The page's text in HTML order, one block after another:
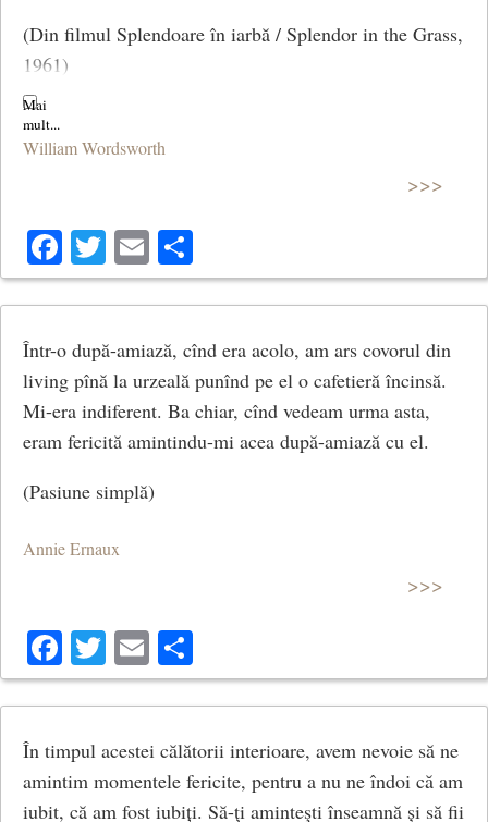
(Din filmul Splendoare în iarbă / Splendor in the Grass,
1961)
Though nothing can bring back the hour
Of splendour in the grass, of glory in the flower;
We will grieve not, rather find
(Ode: Intimations of Immortality from Recollections of
Early Childhood)
William Wordsworth
>>>
Facebook
Twitter
Email
Într-o după-amiază, cînd era acolo, am ars covorul din
living pînă la urzeală punînd pe el o cafetieră încinsă.
Mi-era indiferent. Ba chiar, cînd vedeam urma asta,
eram fericită amintindu-mi acea după-amiază cu el.
(Pasiune simplă)
Annie Ernaux
>>>
Facebook
Twitter
Email
În timpul acestei călătorii interioare, avem nevoie să ne
amintim momentele fericite, pentru a nu ne îndoi că am
iubit, că am fost iubiți. Să-ţi aminteşti înseamnă și să fii